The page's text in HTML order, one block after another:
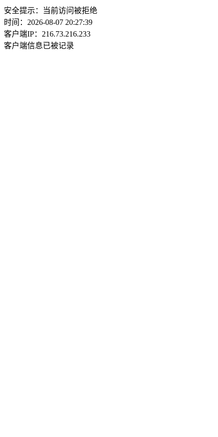
安全提示：当前访问被拒绝
时间：2026-08-07 20:27:39
客户端IP：216.73.216.233
客户端信息已被记录